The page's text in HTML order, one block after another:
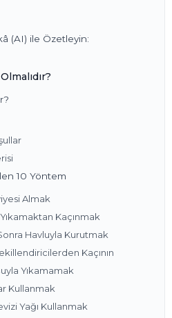
(AI) ile Özetleyin:
10 Yöntem
Almak
Yıkamaktan Kaçınmak
Havluyla Kurutmak
Kaçının
Yıkamamak
Kullanmak
Yağı Kullanmak